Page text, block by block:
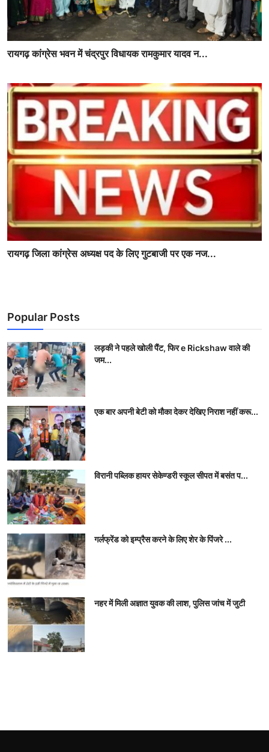
रायगढ़ कांग्रेस भवन में चंद्रपुर विधायक रामकुमार यादव न...
रायगढ़ जिला कांग्रेस अध्यक्ष पद के लिए गुटबाजी पर एक नज...
Popular Posts
लड़की ने पहले खोली पैंट, फिर e Rickshaw वाले की
जम...
एक बार अपनी बेटी को मौका देकर देखिए निराश नहीं करू...
विरानी पब्लिक हायर सेकेण्डरी स्कूल सीपत में बसंत प...
गर्लफ्रेंड को इम्‍प्रैस करने के लिए शेर के पिंजरे ...
नहर में मिली अज्ञात युवक की लाश, पुलिस जांच में जुटी